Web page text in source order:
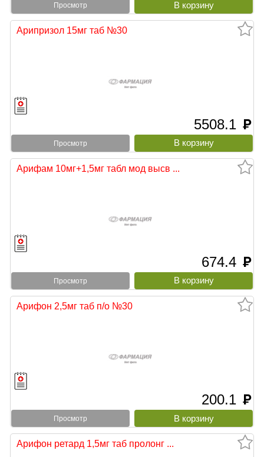
Просмотр
Арипризол 15мг таб №30
5508.1 руб
Просмотр
Арифам 10мг+1,5мг табл мод высв ...
674.4 руб
Просмотр
Арифон 2,5мг таб п/о №30
200.1 руб
Просмотр
Арифон ретард 1,5мг таб пролонг ...